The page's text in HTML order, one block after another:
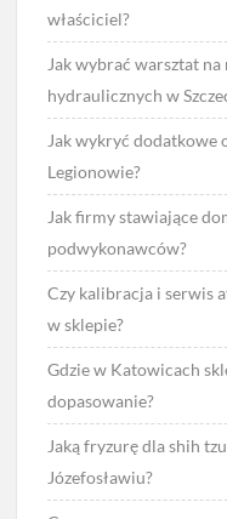
właściciel?
Jak wybrać warsztat
hydraulicznych w
Jak wykryć dodatkowe
Legionowie?
Jak firmy stawiające
podwykonawców?
Czy kalibracja i serwis
w sklepie?
Gdzie w Katowicach
dopasowanie?
Jaką fryzurę dla shih
Józefosławiu?